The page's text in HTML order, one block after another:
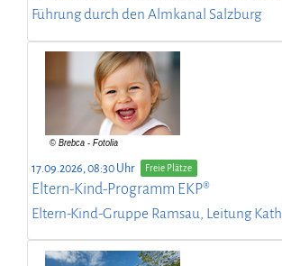
Führung durch den Almkanal Salzburg
17.09.2026, 08:30 Uhr Freie Plätze
Eltern-Kind-Programm EKP®
Eltern-Kind-Gruppe Ramsau, Leitung